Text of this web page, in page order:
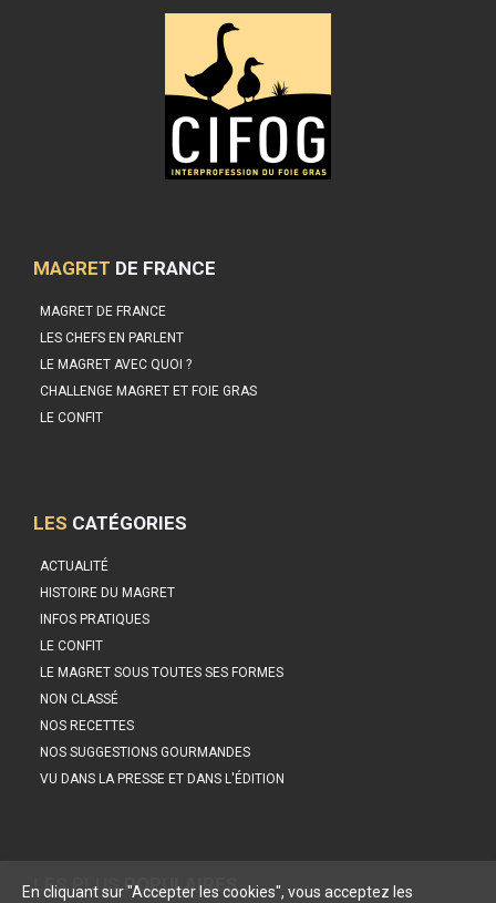
MAGRET DE FRANCE
MAGRET DE FRANCE
LES CHEFS EN PARLENT
LE MAGRET AVEC QUOI ?
CHALLENGE MAGRET ET FOIE GRAS
LE CONFIT
LES CATÉGORIES
ACTUALITÉ
HISTOIRE DU MAGRET
INFOS PRATIQUES
LE CONFIT
LE MAGRET SOUS TOUTES SES FORMES
NON CLASSÉ
NOS RECETTES
NOS SUGGESTIONS GOURMANDES
VU DANS LA PRESSE ET DANS L'ÉDITION
LES PLUSPOPULAIRES
En cliquant sur "Accepter les cookies", vous acceptez les